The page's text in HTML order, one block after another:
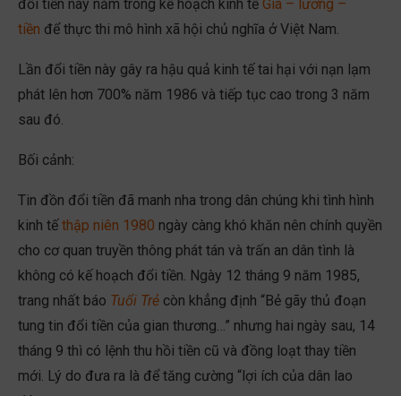
đổi tiền này nằm trong kế hoạch kinh tế Giá – lương –
tiền để thực thi mô hình xã hội chủ nghĩa ở Việt Nam.
Lần đổi tiền này gây ra hậu quả kinh tế tai hại với nạn lạm
phát lên hơn 700% năm 1986 và tiếp tục cao trong 3 năm
sau đó.
Bối cảnh:
Tin đồn đổi tiền đã manh nha trong dân chúng khi tình hình
kinh tếthập niên 1980 ngày càng khó khăn nên chính quyền
cho cơ quan truyền thông phát tán và trấn an dân tình là
không có kế hoạch đổi tiền. Ngày 12 tháng 9 năm 1985,
trang nhất báo Tuổi Trẻ còn khẳng định “Bẻ gãy thủ đoạn
tung tin đổi tiền của gian thương…” nhưng hai ngày sau, 14
tháng 9 thì có lệnh thu hồi tiền cũ và đồng loạt thay tiền
mới. Lý do đưa ra là để tăng cường “lợi ích của dân lao